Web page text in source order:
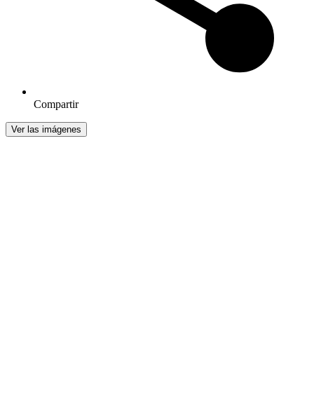
Compartir
Ver las imágenes